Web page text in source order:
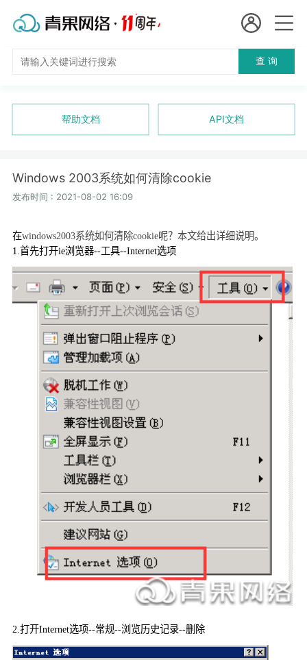
国
短效代理
隧道代理
长效代理
进入控制台
退出
查 询
帮助文档 API文档
Windows 2003系统如何清除cookie
发布时间 : 2021-08-02 16:09
在windows2003系统如何清除cookie呢？本文给出详细说明。
1. 首先打开ie浏览器--工具--Internet选项
2. 打开Internet选项--常规--浏览历史记录--删除